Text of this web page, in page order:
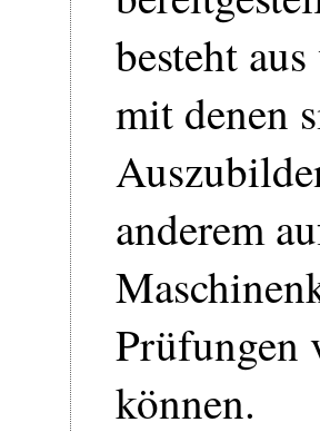
besteht
mit denen
anderem
Prüfungen
können.